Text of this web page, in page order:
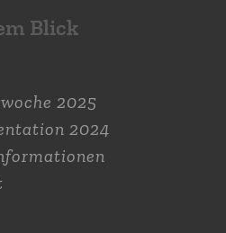
Blick
2025
2024